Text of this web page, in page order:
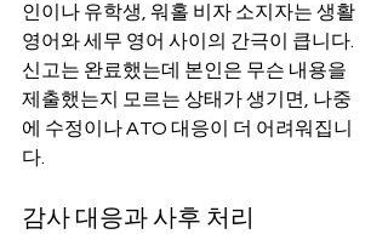
인이나 유학생, 워홀 비자 소지자는 생활
영어와 세무 영어 사이의 간극이 큽니다.
신고는 완료했는데 본인은 무슨 내용을
제출했는지 모르는 상태가 생기면, 나중
에 수정이나 ATO 대응이 더 어려워집니
다.
감사 대응과 사후 처리